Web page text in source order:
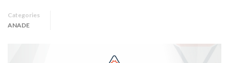
Categories
ANADE